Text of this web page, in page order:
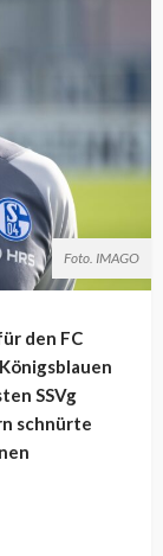
Foto. IMAGO
den FC
SSVg
schnürte